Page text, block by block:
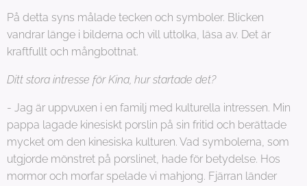
På detta syns målade tecken och symboler. Blicken
vandrar länge i bilderna och vill uttolka, läsa av. Det är
kraftfullt och mångbottnat.
Ditt stora intresse för Kina, hur startade det?
- Jag är uppvuxen i en familj med kulturella intressen. Min
pappa lagade kinesiskt porslin på sin fritid och berättade
mycket om den kinesiska kulturen. Vad symbolerna, som
utgjorde mönstret på porslinet, hade för betydelse. Hos
mormor och morfar spelade vi mahjong. Fjärran länder